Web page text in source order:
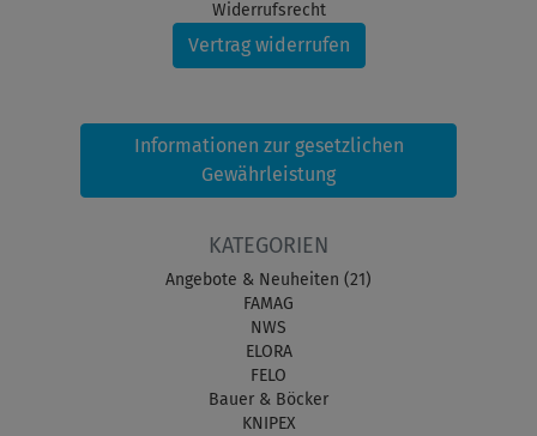
Widerrufsrecht
Vertrag widerrufen
Informationen zur gesetzlichen
Gewährleistung
KATEGORIEN
Angebote & Neuheiten (21)
FAMAG
NWS
ELORA
FELO
Bauer & Böcker
KNIPEX